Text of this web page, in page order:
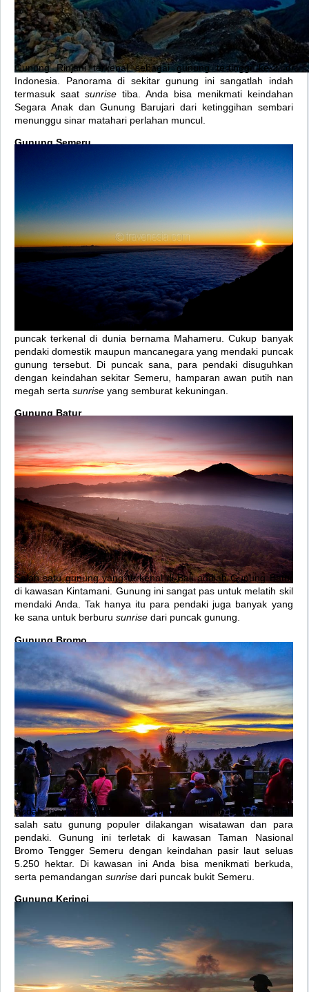
Gunung Rinjani terkenal sebagai gunung tertinggi ke-2 di
Indonesia. Panorama di sekitar gunung ini sangatlah indah
termasuk saat sunrisetiba. Anda bisa menikmati keindahan
Segara Anak dan Gunung Barujari dari ketinggihan sembari
menunggu sinar matahari perlahan muncul.
Gunung Semeru
Nah, inilah gunung tertinggi di Pulau Jawa yang memiliki
puncak terkenal di dunia bernama Mahameru. Cukup banyak
pendaki domestik maupun mancanegara yang mendaki puncak
gunung tersebut. Di puncak sana, para pendaki disuguhkan
dengan keindahan sekitar Semeru, hamparan awan putih nan
megah serta sunrise yang semburat kekuningan.
Gunung Batur
Salah satu gunung yang terkenal di Bali adalah Gunung Batur
di kawasan Kintamani. Gunung ini sangat pas untuk melatih skil
mendaki Anda. Tak hanya itu para pendaki juga banyak yang
ke sana untuk berburu sunrise dari puncak gunung.
Gunung Bromo
Sudah menjadi rahasia umum bahwa gunung Bromo adalah
salah satu gunung populer dilakangan wisatawan dan para
pendaki. Gunung ini terletak di kawasan Taman Nasional
Bromo Tengger Semeru dengan keindahan pasir laut seluas
5.250 hektar. Di kawasan ini Anda bisa menikmati berkuda,
serta pemandangan sunrise dari puncak bukit Semeru.
Gunung Kerinci